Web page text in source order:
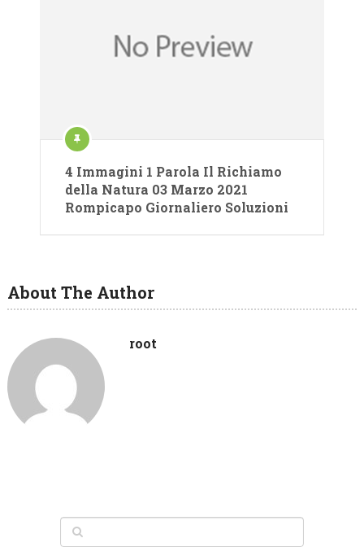
4 Immagini 1 Parola Il Richiamo
della Natura 03 Marzo 2021
Rompicapo Giornaliero Soluzioni
About The Author
root